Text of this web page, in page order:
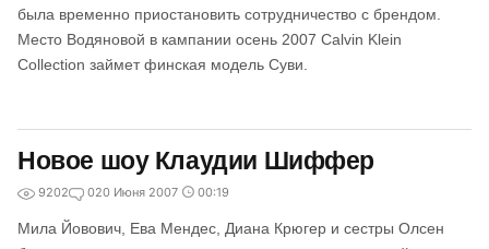
была временно приостановить сотрудничество с брендом.
Место Водяновой в кампании осень 2007 Calvin Klein
Collection займет финская модель Суви.
Новое шоу Клаудии Шиффер
9202 020 Июня 2007 00:19
Мила Йовович, Ева Мендес, Диана Крюгер и сестры Олсен